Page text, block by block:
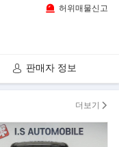
스 오토모빌 입니다.
전시장 입고전 충분한
하고 있습니다.
강서 등촌매매단지(국
시장) 3개의 오프라인 전
맞춰 최소한의 금리로
허위매물신고
판매자 정보
더보기